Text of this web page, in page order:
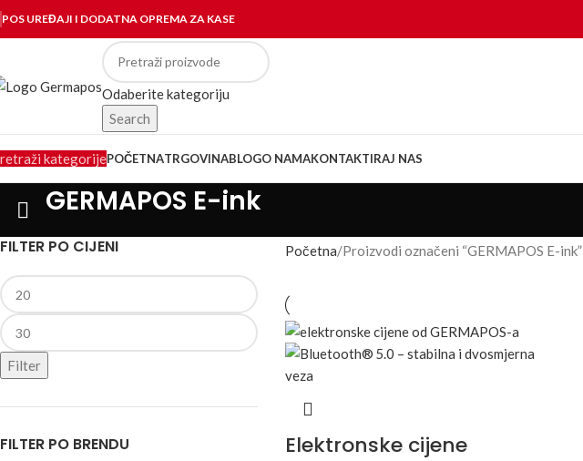
POS UREĐAJI I DODATNA OPREMA ZA KASE
Odaberite kategoriju
Search
kategorijePOČETNATRGOVINABLOGO NAMAKONTAKTIRAJ NAS
GERMAPOS E-ink
FILTER PO CIJENI
Filter
FILTER PO BRENDU
Početna Proizvodi označeni “GERMAPOS E-ink”
Elektronske cijene